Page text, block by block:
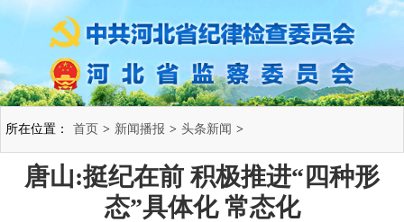
所在位置： 首页 > 新闻播报 > 头条新闻 >
唐山:挺纪在前 积极推进“四种形
态”具体化 常态化